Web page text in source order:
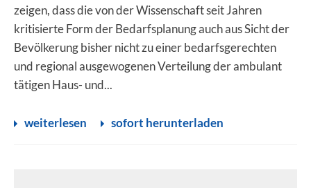
zeigen, dass die von der Wissenschaft seit Jahren
kritisierte Form der Bedarfsplanung auch aus Sicht der
Bevölkerung bisher nicht zu einer bedarfsgerechten
und regional ausgewogenen Verteilung der ambulant
tätigen Haus- und...
weiterlesen sofort herunterladen